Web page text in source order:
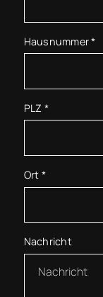
Hausnummer*
PLZ *
Ort *
Nachricht